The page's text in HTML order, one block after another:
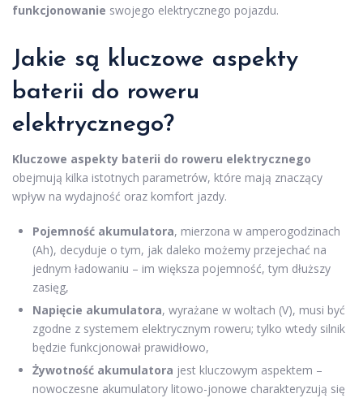
funkcjonowanie swojego elektrycznego pojazdu.
Jakie są kluczowe aspekty
baterii do roweru
elektrycznego?
Kluczowe aspekty baterii do roweru elektrycznego
obejmują kilka istotnych parametrów, które mają znaczący
wpływ na wydajność oraz komfort jazdy.
Pojemność akumulatora, mierzona w amperogodzinach
(Ah), decyduje o tym, jak daleko możemy przejechać na
jednym ładowaniu – im większa pojemność, tym dłuższy
zasięg,
Napięcie akumulatora, wyrażane w woltach (V), musi być
zgodne z systemem elektrycznym roweru; tylko wtedy silnik
będzie funkcjonował prawidłowo,
Żywotność akumulatora jest kluczowym aspektem –
nowoczesne akumulatory litowo-jonowe charakteryzują się